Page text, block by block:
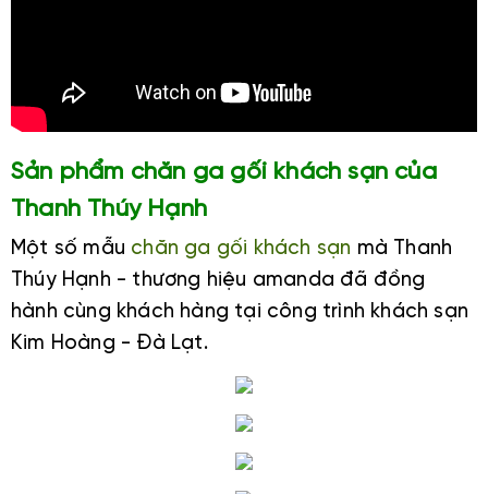
Sản phẩm chăn ga gối khách sạn của
Thanh Thúy Hạnh
Một số mẫu chăn ga gối khách sạn mà Thanh
Thúy Hạnh - thương hiệu amanda đã đồng
hành cùng khách hàng tại công trình khách sạn
Kim Hoàng - Đà Lạt.